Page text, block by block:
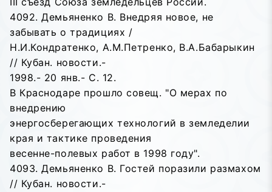
4092. Демьяненко В. Внедряя новое, не
забывать о традициях /
Н.И.Кондратенко, А.М.Петренко, В.А.Бабарыкин
// Кубан. новости.-
1998.- 20 янв.- С. 12.
В Краснодаре прошло совещ. "О мерах по
внедрению
энергосберегающих технологий в земледелии
края и тактике проведения
весенне-полевых работ в 1998 году".
4093. Демьяненко В. Гостей поразили размахом
// Кубан. новости.-